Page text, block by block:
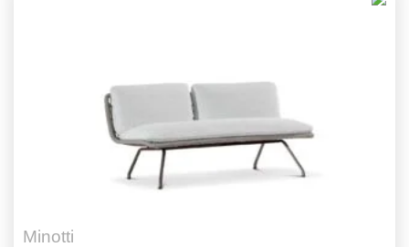
Minotti